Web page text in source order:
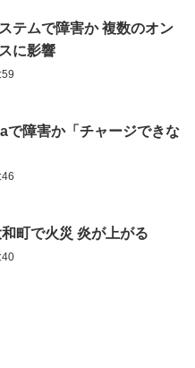
テムで障害か 複数のオン
に影響
で障害か「チャージできな
町で火災 炎が上がる